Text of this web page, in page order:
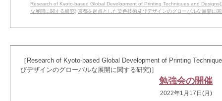
Research of Kyoto-based Global Development of Printing Techniques and Designs(
な展開に関する研究) 京都を起点とした染色技術及びデザインのグローバルな展開に
［Research of Kyoto-based Global Development of Printing
びデザインのグローバルな展開に関する研究)］
勉強会の開催
2022年1月17日(月)